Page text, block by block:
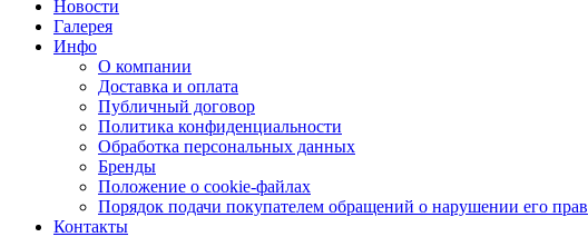
Новости
Галерея
Инфо
О компании
Доставка и оплата
Публичный договор
Политика конфиденциальности
Обработка персональных данных
Бренды
Положение о cookie-файлах
Порядок подачи покупателем обращений о нарушении его прав
Контакты